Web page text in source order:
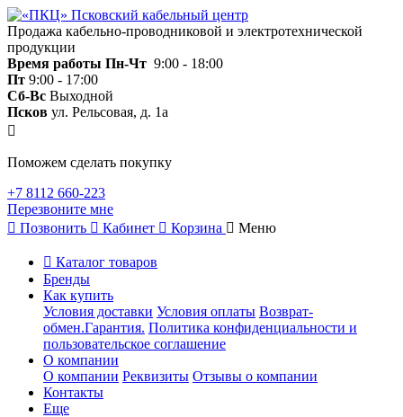
Продажа кабельно-проводниковой и электротехнической
продукции
Время работы Пн-Чт 9:00 - 18:00
Пт 9:00 - 17:00
Сб-Вс Выходной
Псков ул. Рельсовая, д. 1а
Поможем сделать покупку
+7 8112 660-223
Перезвоните мне
Позвонить
Кабинет Корзина Меню
Каталог товаров
Бренды
Как купить
Условия доставки Условия оплаты Возврат-
обмен.Гарантия. Политика конфиденциальности и
пользовательское соглашение
О компании
О компании Реквизиты Отзывы о компании
Контакты
Еще